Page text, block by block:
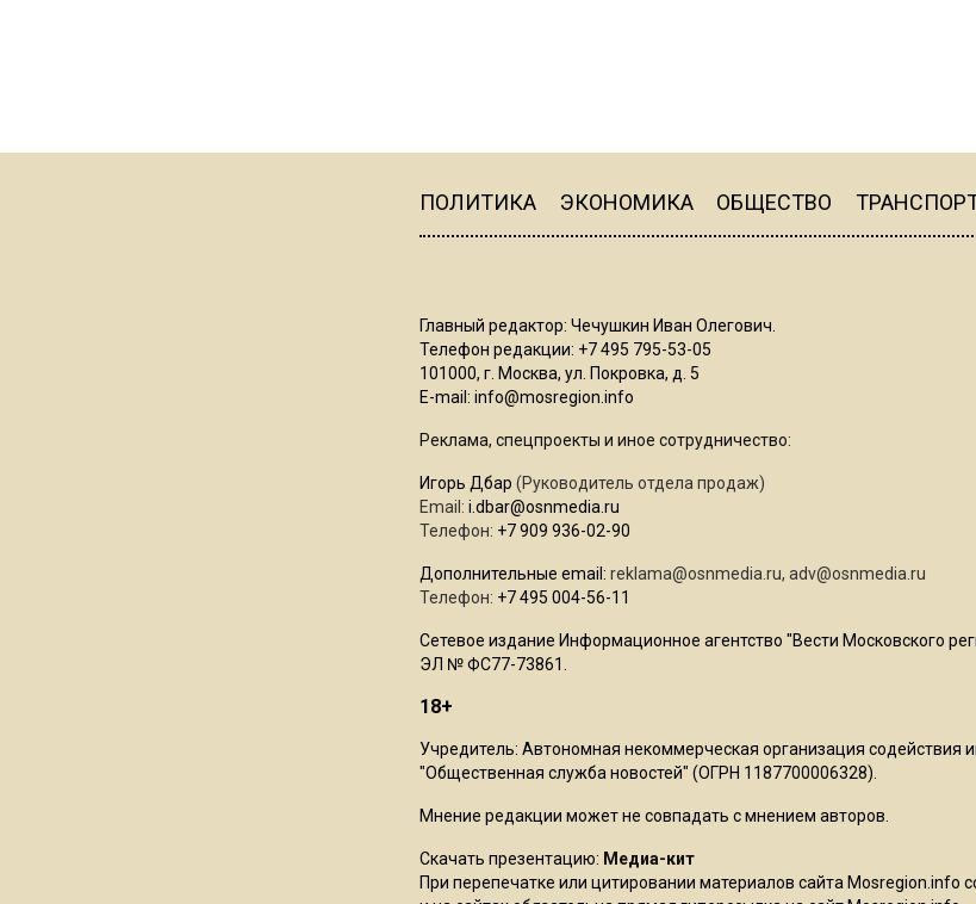
ПОЛИТИКА ЭКОНОМИКА ОБЩЕСТВО
Главный редактор: Чечушкин Иван Олегович.
Телефон редакции: +7 495 795-53-05
101000, г. Москва, ул. Покровка, д. 5
E-mail: info@mosregion.info
Реклама, спецпроекты и иное сотрудничество:
Игорь Дбар (Руководитель отдела продаж)
Email: i.dbar@osnmedia.ru
Телефон: +7 909 936-02-90
Дополнительные email: reklama@osnmedia.ru, adv@osnmedia.ru
Телефон: +7 495 004-56-11
Сетевое издание Информационное агентство "Вести Московского
ЭЛ № ФС77-73861.
18+
Учредитель: Автономная некоммерческая организация
"Общественная служба новостей" (ОГРН 1187700006328).
Мнение редакции может не совпадать с мнением авторов.
Скачать презентацию: Медиа-кит
При перепечатке или цитировании материалов сайта Mosregion.info